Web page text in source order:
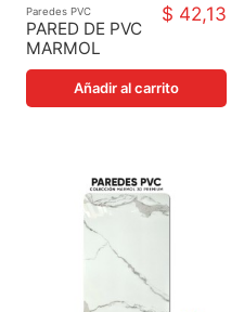
Paredes PVC
PARED DE PVC
MARMOL
LAMINADO
122X244X3MM
$ 42,13
Añadir al carrito